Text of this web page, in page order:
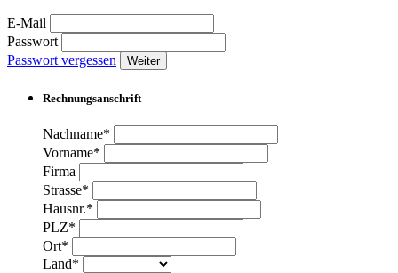
E-Mail
Passwort
Passwort vergessen
Weiter
Rechnungsanschrift
Nachname*
Vorname*
Firma
Strasse*
Hausnr.*
PLZ*
Ort*
Land*